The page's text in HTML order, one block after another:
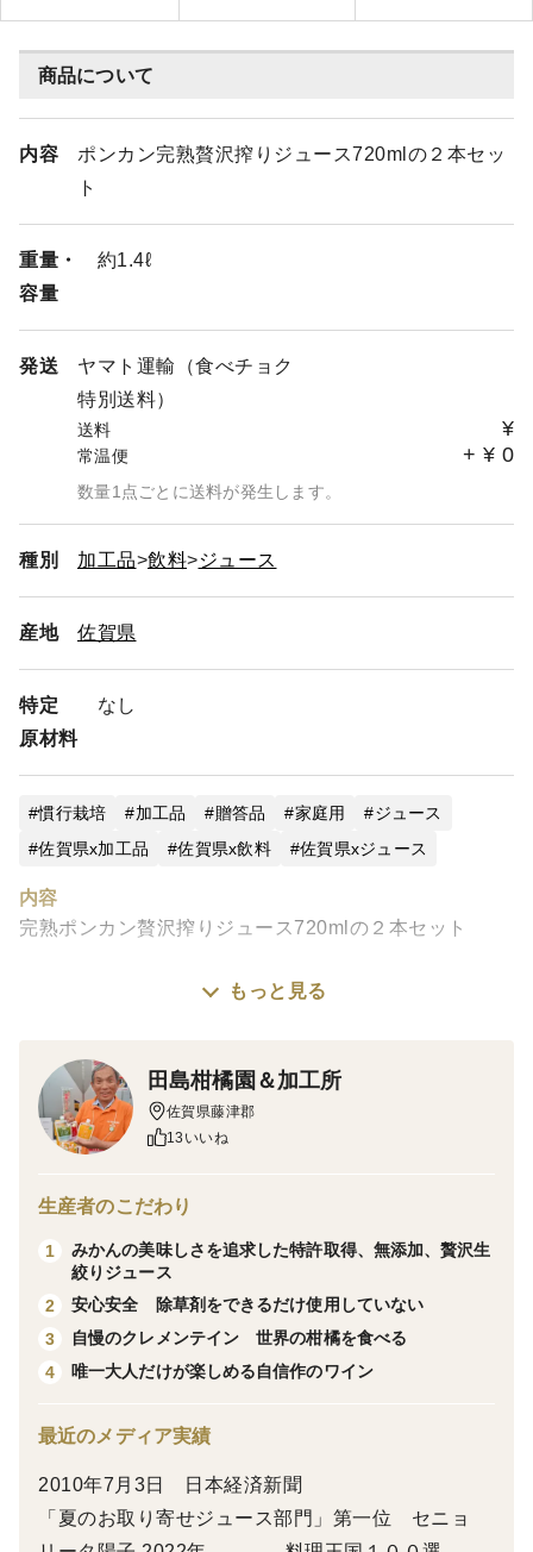
商品について
内容
ポンカン完熟贅沢搾りジュース720mlの２本セッ
ト
重量・
容量
約1.4ℓ
発送
ヤマト運輸（食べチョク
特別送料）
送料 ¥
常温便 + ¥ 0
数量1点ごとに送料が発生します。
種別 加工品 飲料 ジュース
産地 佐賀県
特定
原材料
なし
慣行栽培 加工品 贈答品 家庭用
ジュース
佐賀県x加工品
佐賀県x飲料 佐賀県xジュース
内容
完熟ポンカン贅沢搾りジュース720mlの２本セット
特徴やおすすめの飲み方
賞味期限と保存方法
常温保存でお願いします。
開封してからはお早めにお召し上がりください。
返品・返金、お問い合わせ等について
配送のトラブルや商品不備等、お客様に不都合な事がご
ざいましたら、お手数ではございますが、食べチョク事
その時に不都合がございました現品をそのまま保管して
ください。その後、配送業者が現品を引き取りに伺いま
す。配送業者より確認の連絡が私達に来ましたら、代替
もっと見る
田島柑橘園＆加工所
佐賀県藤津郡
13いいね
生産者のこだわり
1
みかんの美味しさを追求した特許取得、無添加、贅沢生
絞りジュース
2
安心安全 除草剤をできるだけ使用していない
3
自慢のクレメンテイン 世界の柑橘を食べる
4
唯一大人だけが楽しめる自信作のワイン
最近のメディア実績
2010年7月3日 日本経済新聞
「夏のお取り寄せジュース部門」第一位 セニョ